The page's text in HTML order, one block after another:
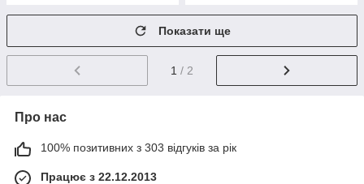
Показати ще
1 / 2
Про нас
100% позитивних з 303 відгуків за рік
Працює з 22.12.2013